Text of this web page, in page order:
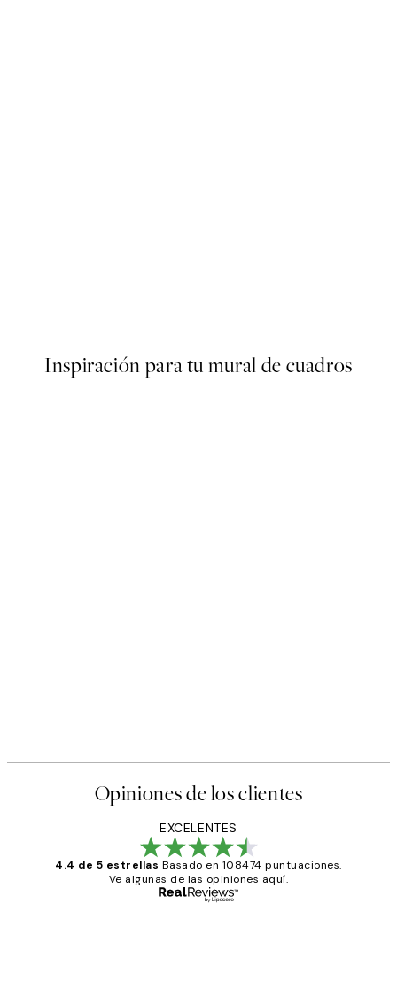
Inspiración para tu mural de cuadros
Opiniones de los clientes
EXCELENTES
4.4 de 5 estrellas Basado en 108474 puntuaciones.
Ve algunas de las opiniones aquí.